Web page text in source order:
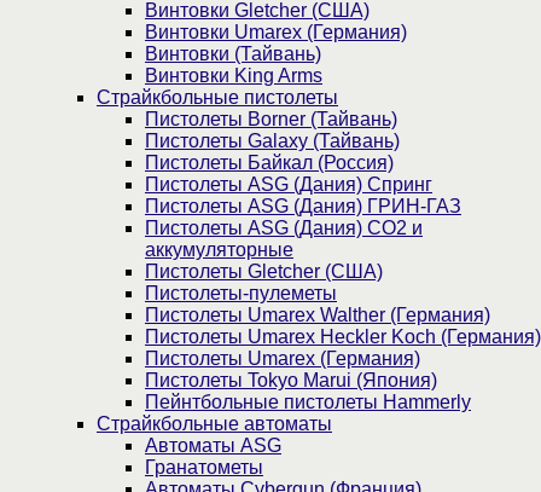
Винтовки Gletcher (США)
Винтовки Umarex (Германия)
Винтовки (Тайвань)
Винтовки King Arms
Страйкбольные пистолеты
Пистолеты Borner (Тайвань)
Пистолеты Galaxy (Тайвань)
Пистолеты Байкал (Россия)
Пистолеты ASG (Дания) Спринг
Пистолеты ASG (Дания) ГРИН-ГАЗ
Пистолеты ASG (Дания) CO2 и
аккумуляторные
Пистолеты Gletcher (США)
Пистолеты-пулеметы
Пистолеты Umarex Walther (Германия)
Пистолеты Umarex Heckler Koch (Германия)
Пистолеты Umarex (Германия)
Пистолеты Tokyo Marui (Япония)
Пейнтбольные пистолеты Hammerly
Страйкбольные автоматы
Автоматы ASG
Гранатометы